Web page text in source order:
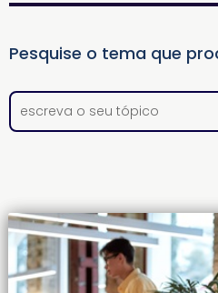
Pesquise o tema que